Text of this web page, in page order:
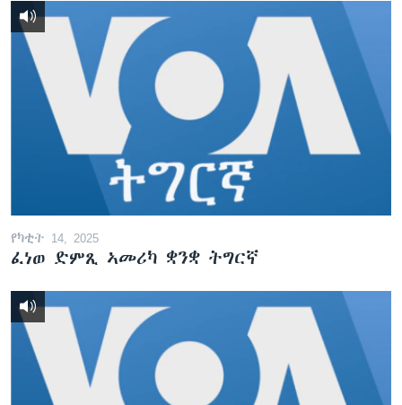
የካቲት 14, 2025
ፈነወ ድምጺ ኣመሪካ ቋንቋ ትግርኛ